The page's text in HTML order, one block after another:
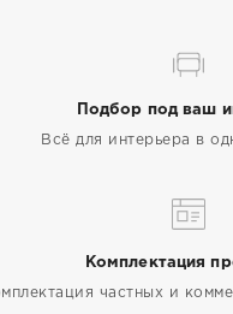
Подбор под ваш
Всё для интерьера в
Комплектация
частных и